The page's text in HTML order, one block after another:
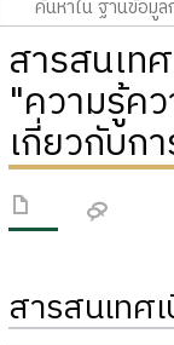
สารสนเท
"ความรู้ค
เกี่ยวกับก
สารสนเทศ